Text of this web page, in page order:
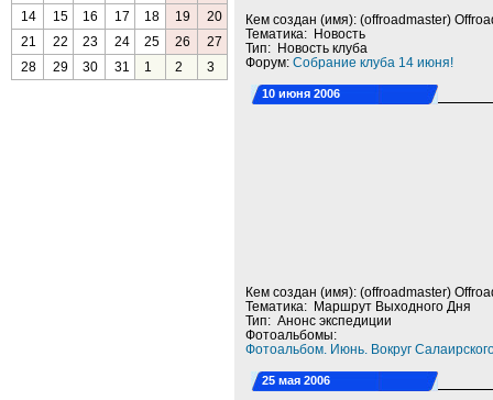
14
15 16 17 18 19
20
21
22 23 24 25 26
27
28
29 30 31 1 2 3
Кем создан (имя): (offroadmaster)
Тематика: Новость
Тип: Новость клуба
Форум:Собрание клуба 14 июня!
10 июня 2006
Кем создан (имя): (offroadmaster)
Тематика: Маршрут Выходного Дня
Тип: Анонс экспедиции
Фотоальбомы:
Фотоальбом. Июнь. Вокруг
25 мая 2006